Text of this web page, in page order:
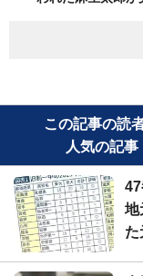
この記事の読
人気の記事
地
た